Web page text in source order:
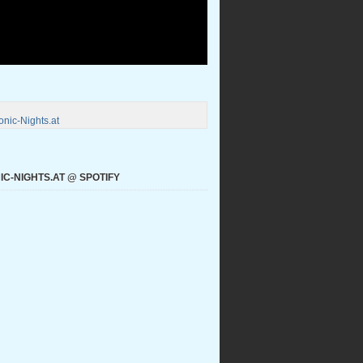
Nights.at
NIGHTS.AT @ SPOTIFY